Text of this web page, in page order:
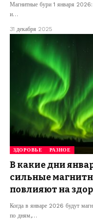
Магнитные бури 1 января 2026:
и…
31 декабря 2025
ЗДОРОВЬЕ РАЗНОЕ
В какие дни
сильные
повлияют на
Когда в январе 2026 будут
по дням,…